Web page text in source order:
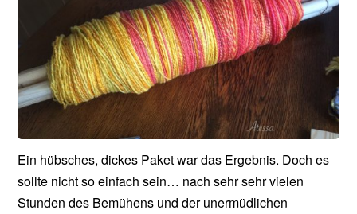
Ein hübsches, dickes Paket war das Ergebnis. Doch es
sollte nicht so einfach sein… nach sehr sehr vielen
Stunden des Bemühens und der unermüdlichen